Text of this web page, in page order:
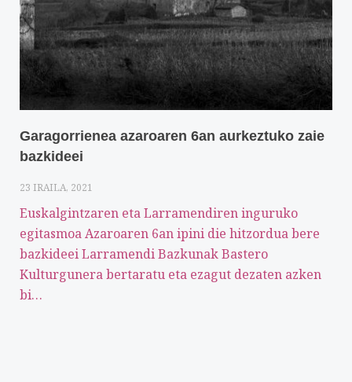
Garagorrienea azaroaren 6an aurkeztuko zaie
bazkideei
23 IRAILA, 2021
Euskalgintzaren eta Larramendiren inguruko
egitasmoa Azaroaren 6an ipini die hitzordua bere
bazkideei Larramendi Bazkunak Bastero
Kulturgunera bertaratu eta ezagut dezaten azken
bi…